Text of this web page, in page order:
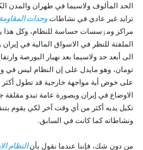
الحد المألوف ولاسيما في طهران والمدن
تزايد غير عادي في نشاطاتوحدات
مراکز ومٶسسات حساسة للنظام، وکل هذا
الملفتة للنظر في الاسواق المالية في إيران
تومان، وهو مايدل على إن النظام ليس
على خوض أية مواجهة خارجية قد تطول أکثر
الاوضاع في إيران وبصورة عامة تبدو مقلقة
تکبل يديه أکثر من أي وقت آخر لکي يقوم
ونشاطاته کما کانت في السابق.
من دون شك، فإننا عندما نقول بأنالنظام